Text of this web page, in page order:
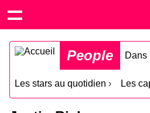
People Dans
Les stars au quotidien › Les